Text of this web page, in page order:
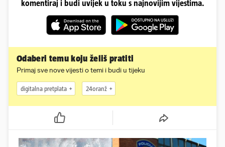
komentiraj i budi uvijek u toku s najnovijim vijestima.
Odaberi temu koju želiš pratiti
Primaj sve nove vijesti o temi i budi u tijeku
digitalna pretplata 24oranž